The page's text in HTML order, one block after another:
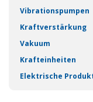
Vibrationspumpen
Kraftverstärkung
Vakuum
Krafteinheiten
Elektrische